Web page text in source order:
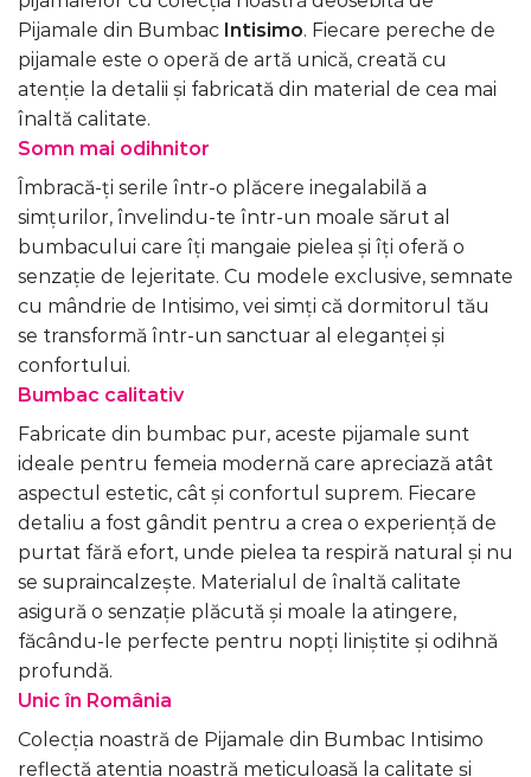
Pijamale din Bumbac Intisimo. Fiecare pereche de
pijamale este o operă de artă unică, creată cu
atenție la detalii și fabricată din material de cea mai
înaltă calitate.
Somn mai odihnitor
Îmbracă-ți serile într-o plăcere inegalabilă a
simțurilor, învelindu-te într-un moale sărut al
bumbacului care îți mangaie pielea și îți oferă o
senzație de lejeritate. Cu modele exclusive, semnate
cu mândrie de Intisimo, vei simți că dormitorul tău
se transformă într-un sanctuar al eleganței și
confortului.
Bumbac calitativ
Fabricate din bumbac pur, aceste pijamale sunt
ideale pentru femeia modernă care apreciază atât
aspectul estetic, cât și confortul suprem. Fiecare
detaliu a fost gândit pentru a crea o experiență de
purtat fără efort, unde pielea ta respiră natural și nu
se supraincalzește. Materialul de înaltă calitate
asigură o senzație plăcută și moale la atingere,
făcându-le perfecte pentru nopți liniștite și odihnă
profundă.
Unic în România
Colecția noastră de Pijamale din Bumbac Intisimo
reflectă atenția noastră meticuloasă la calitate și